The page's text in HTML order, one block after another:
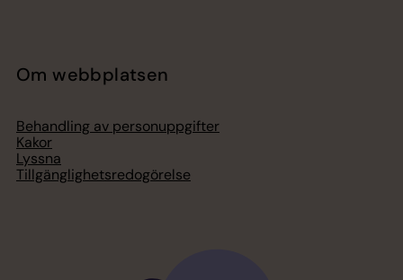
Om webbplatsen
Behandling av personuppgifter
Kakor
Lyssna
Tillgänglighetsredogörelse